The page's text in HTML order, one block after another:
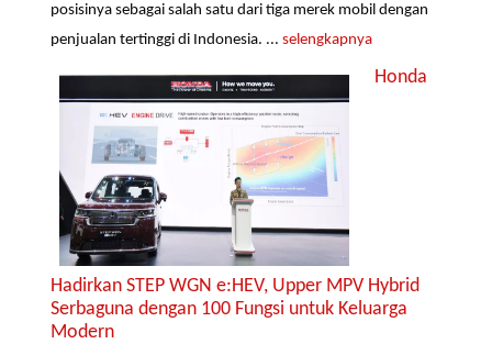
posisinya sebagai salah satu dari tiga merek mobil dengan
penjualan tertinggi di Indonesia. ...selengkapnya
Honda
Hadirkan STEP WGN e:HEV, Upper MPV Hybrid
Serbaguna dengan 100 Fungsi untuk Keluarga
Modern